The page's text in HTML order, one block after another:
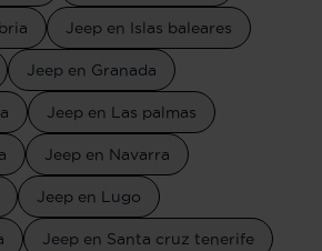
Jeep en Islas baleares
Jeep en Granada
Jeep en Las palmas
Jeep en Navarra
Jeep en Lugo
Jeep en Santa cruz tenerife